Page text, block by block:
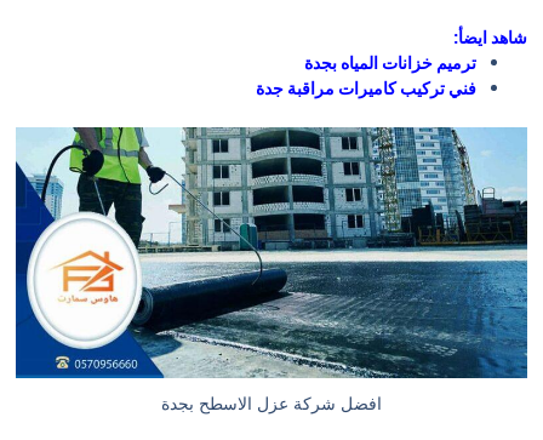
شاهد ايضأ:
ترميم خزانات المياه بجدة
فني تركيب كاميرات مراقبة جدة
افضل شركة عزل الاسطح بجدة